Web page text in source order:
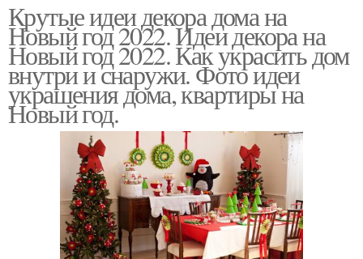
Крутые идеи декора дома на
Новый год 2022. Идеи декора на
Новый год 2022. Как украсить дом
внутри и снаружи. Фото идеи
украшения дома, квартиры на
Новый год.